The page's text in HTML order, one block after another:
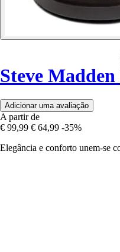
Steve Madden
Adicionar uma avaliação
A partir de
€ 99,99 € 64,99 -35%
Elegância e conforto unem-se